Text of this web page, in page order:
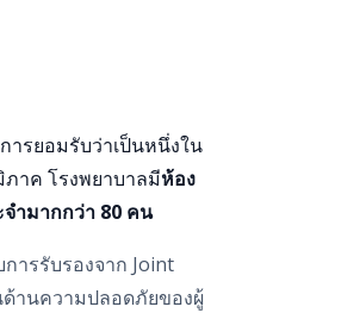
ารยอมรับว่าเป็นหนึ่งใน
าค โรงพยาบาลมีห้อง
ามากกว่า 80 คน
ารรับรองจาก Joint
ด้านความปลอดภัยของผู้